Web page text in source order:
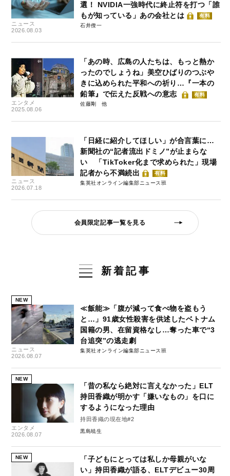
ニュース
2026.08.03
選！ NVIDIA一強時代に終止符を打つ「誰
もが知っている」あの会社とは
有料
石井僚一
エンタメ
2025.08.06
「あの時、広島の人たちは、もっと熱か
ったのでしょうね」美空ひばりのつぶや
きに込められた平和への祈り…『一本の
鉛筆』で伝えた反戦への意志
有料
佐藤剛
ニュース
2026.07.18
「日経に紹介してほしい」が合言葉に…
新聞社の“記者流出ドミノ”が止まらな
い 「TikToker化まで求められた」現場
記者から不満続出
有料
集英社オンライン編集部ニュース班
会員限定記事一覧を見る
新着記事
NEW
ニュース
2026.08.07
≪飯能≫「腹が減って食べ物を盗もう
と…」91歳女性殺害を供述したベトナム
国籍の男、在留資格なし…奪った車で“3
台追突”の逃走劇
集英社オンライン編集部ニュース班
NEW
エンタメ
2026.08.07
「昔の私なら絶対に言えなかった」ELT
持田香織が明かす「嫌いなもの」を口に
するようになった理由
持田香織の現在地#2
黒島暁生
NEW
「子どもにとっては私しか母親がいな
い」持田香織が語る、ELTデビュー30周